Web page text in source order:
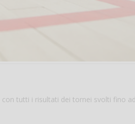
con tutti i risultati dei tornei svolti fino